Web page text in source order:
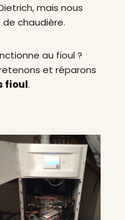
mais nous
chaudière.
au fioul ?
et réparons
fioul.